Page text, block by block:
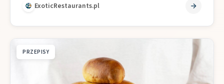
ExoticRestaurants.pl
PRZEPISY